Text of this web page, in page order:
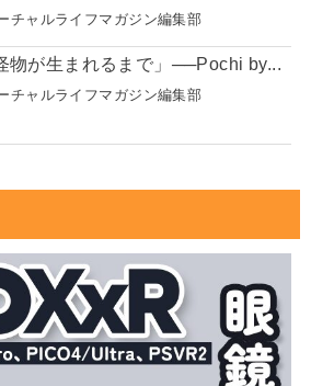
チャルライフマガジン編集部
物が生まれるまで」──Pochi by...
チャルライフマガジン編集部